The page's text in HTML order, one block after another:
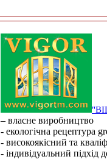
– власне виробництво
- екологічна рецептура
- високоякісний та
- індивідуальний підхід